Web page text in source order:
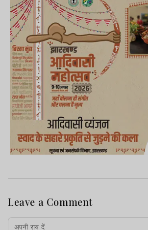
Leave a Comment